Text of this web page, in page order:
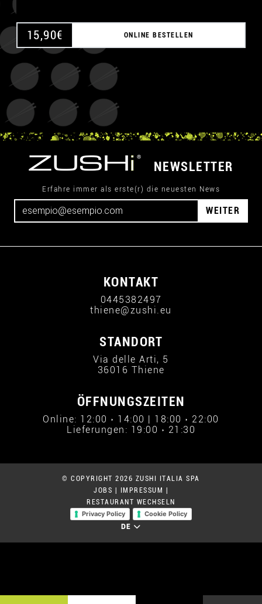
15,90€ ONLINE BESTELLEN
NEWSLETTER
Erfahre immer als erste(r) die neuesten News
WEITER
KONTAKT
0445382497
thiene@zushi.eu
STANDORT
Via delle Arti, 5
36016 Thiene
ÖFFNUNGSZEITEN
Online: 12:00 › 14:00 | 18:00 › 22:00
Lieferungen: 19:00 › 21:30
© COPYRIGHT 2026 ZUSHI ITALIA SPA
JOBS
IMPRESSUM
RESTAURANT WECHSELN
Privacy Policy
Cookie Policy
DE